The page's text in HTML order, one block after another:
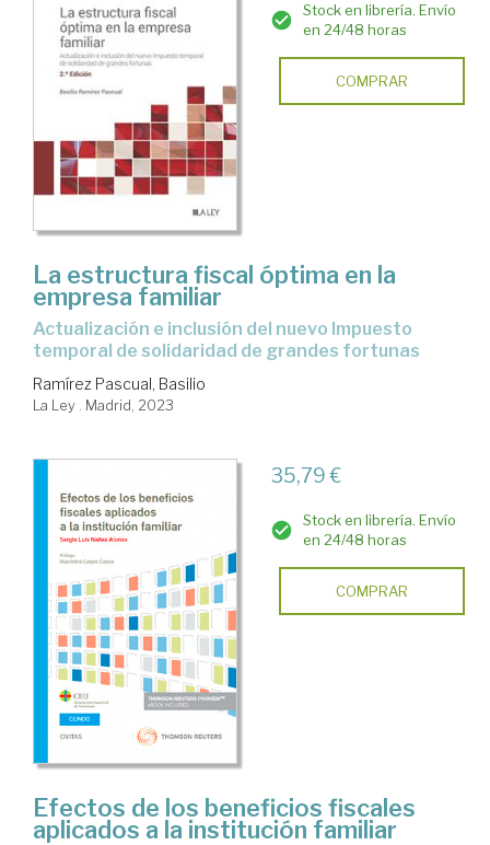
sociedades:
Estudios
monográficos
Stock en librería. Envío
en 24/48 horas
COMPRAR
La estructura fiscal óptima en la
empresa familiar
actualización e inclusión del nuevo Impuesto
temporal de solidaridad de grandes fortunas
Ramírez Pascual, Basilio
La Ley . Madrid, 2023
35,79 €
Stock en librería. Envío
en 24/48 horas
COMPRAR
Efectos de los beneficios fiscales
aplicados a la institución familiar